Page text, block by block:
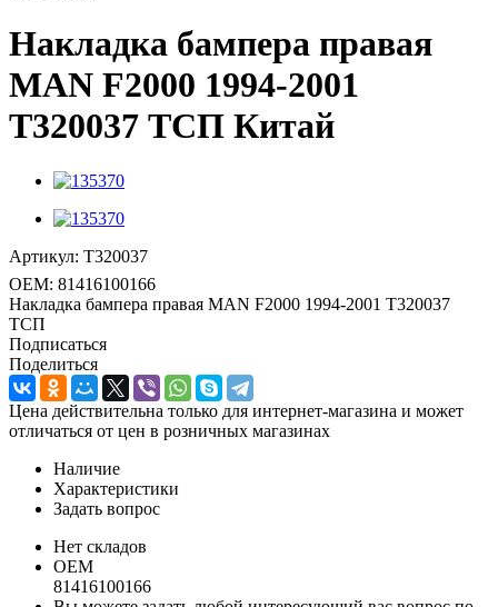
Накладка бампера правая
MAN F2000 1994-2001
T320037 ТСП Китай
Артикул: T320037
OEM: 81416100166
Накладка бампера правая MAN F2000 1994-2001 T320037
ТСП
Подписаться
Поделиться
Цена действительна только для интернет-магазина и может
отличаться от цен в розничных магазинах
Наличие
Характеристики
Задать вопрос
Нет складов
OEM
81416100166